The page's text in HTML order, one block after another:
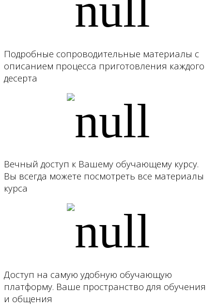
Подробные сопроводительные материалы с
описанием процесса приготовления каждого
десерта
Вечный доступ к Вашему обучающему курсу.
Вы всегда можете посмотреть все материалы
курса
Доступ на самую удобную обучающую
платформу. Ваше пространство для обучения
и общения